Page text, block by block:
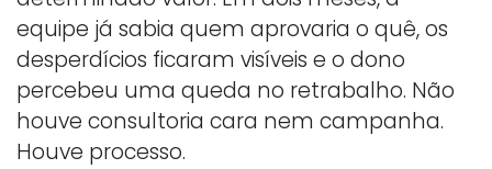
equipe já sabia quem aprovaria o quê, os
desperdícios ficaram visíveis e o dono
percebeu uma queda no retrabalho. Não
houve consultoria cara nem campanha.
Houve processo.